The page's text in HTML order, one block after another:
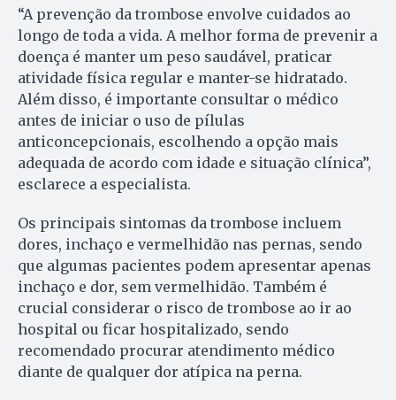
“A prevenção da trombose envolve cuidados ao
longo de toda a vida. A melhor forma de prevenir a
doença é manter um peso saudável, praticar
atividade física regular e manter-se hidratado.
Além disso, é importante consultar o médico
antes de iniciar o uso de pílulas
anticoncepcionais, escolhendo a opção mais
adequada de acordo com idade e situação clínica”,
esclarece a especialista.
Os principais sintomas da trombose incluem
dores, inchaço e vermelhidão nas pernas, sendo
que algumas pacientes podem apresentar apenas
inchaço e dor, sem vermelhidão. Também é
crucial considerar o risco de trombose ao ir ao
hospital ou ficar hospitalizado, sendo
recomendado procurar atendimento médico
diante de qualquer dor atípica na perna.